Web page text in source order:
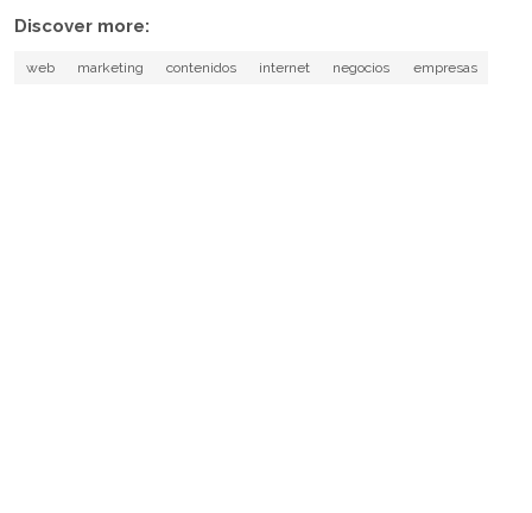
Discover more:
web marketing contenidos internet negocios empresas